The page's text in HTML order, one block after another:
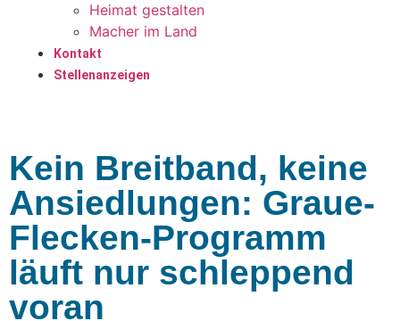
Heimat gestalten
Macher im Land
Kontakt
Stellenanzeigen
Kein Breitband, keine
Ansiedlungen: Graue-
Flecken-Programm
läuft nur schleppend
voran